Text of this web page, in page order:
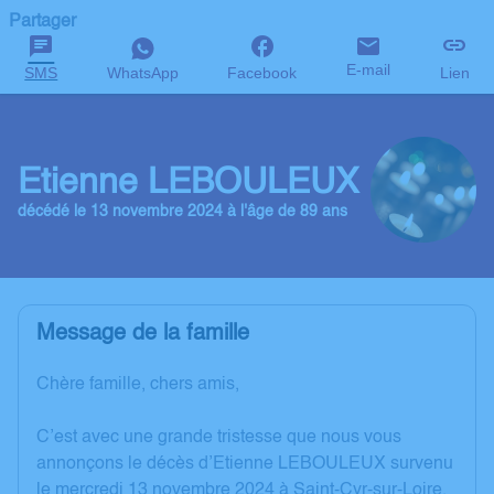
Partager
SMS WhatsApp Facebook E-mail Lien
Etienne LEBOULEUX
décédé le 13 novembre 2024 à l'âge de 89 ans
Message de la famille
Chère famille, chers amis,
C’est avec une grande tristesse que nous vous
annonçons le décès d’Etienne LEBOULEUX survenu